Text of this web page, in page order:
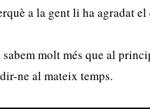
a la gent li ha agradat
molt més que al
ne al mateix temps.